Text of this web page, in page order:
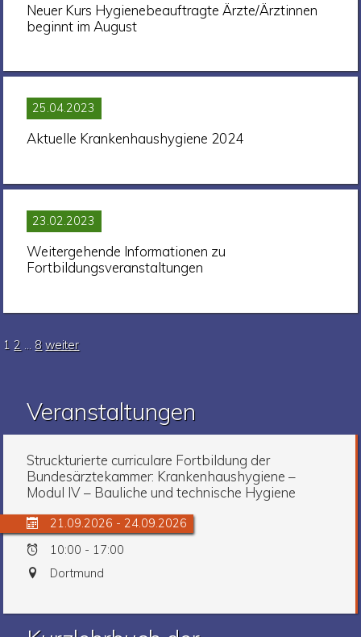
Neuer Kurs Hygienebeauftragte Ärzte/Ärztinnen
beginnt im August
25.04.2023
Aktuelle Krankenhaushygiene 2024
23.02.2023
Weitergehende Informationen zu
Fortbildungsveranstaltungen
weitere
Seite
1 Seite
2 … Seite
8 weiter
Veranstaltungen
Struckturierte curriculare Fortbildung der
Bundesärztekammer: Krankenhaushygiene –
Modul IV – Bauliche und technische Hygiene
21.09.2026 - 24.09.2026
10:00 - 17:00
Dortmund